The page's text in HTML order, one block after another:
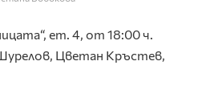
ет. 4, от 18:00 ч.
Цветан Кръстев,